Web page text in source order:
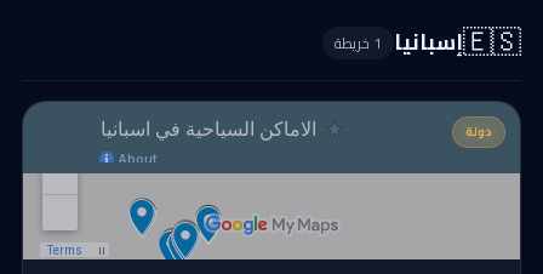
🇪🇸إسبانيا 1 خريطة
دولة